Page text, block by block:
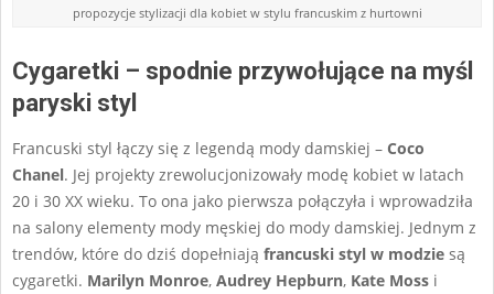
propozycje stylizacji dla kobiet w stylu francuskim z hurtowni
Cygaretki – spodnie przywołujące na myśl
paryski styl
Francuski styl łączy się z legendą mody damskiej – Coco
Chanel. Jej projekty zrewolucjonizowały modę kobiet w latach
20 i 30 XX wieku. To ona jako pierwsza połączyła i wprowadziła
na salony elementy mody męskiej do mody damskiej. Jednym z
trendów, które do dziś dopełniają francuski styl w modzie są
cygaretki. Marilyn Monroe, Audrey Hepburn, Kate Moss i